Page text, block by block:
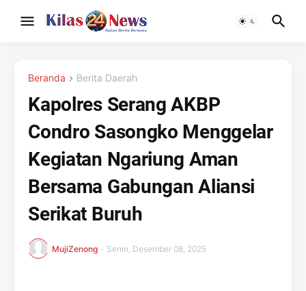
Beranda Berita Daerah
Kapolres Serang AKBP
Condro Sasongko Menggelar
Kegiatan Ngariung Aman
Bersama Gabungan Aliansi
Serikat Buruh ‎
MujiZenong - Senin, Desember 08, 2025